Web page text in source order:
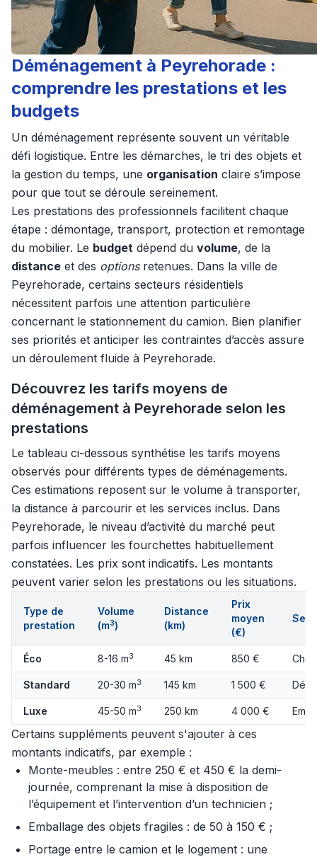
Déménagement à Peyrehorade :
comprendre les prestations et les
budgets
Un déménagement représente souvent un véritable
défi logistique. Entre les démarches, le tri des objets et
la gestion du temps, une organisation claire s’impose
pour que tout se déroule sereinement.
Les prestations des professionnels facilitent chaque
étape : démontage, transport, protection et remontage
du mobilier. Le budget dépend du volume, de la
distance et des optionsretenues. Dans la ville de
Peyrehorade, certains secteurs résidentiels
nécessitent parfois une attention particulière
concernant le stationnement du camion. Bien planifier
ses priorités et anticiper les contraintes d’accès assure
un déroulement fluide à Peyrehorade.
Découvrez les tarifs moyens de
déménagement à Peyrehorade selon les
prestations
Le tableau ci-dessous synthétise les tarifs moyens
observés pour différents types de déménagements.
Ces estimations reposent sur le volume à transporter,
la distance à parcourir et les services inclus. Dans
Peyrehorade, le niveau d’activité du marché peut
parfois influencer les fourchettes habituellement
constatées. Les prix sont indicatifs. Les montants
peuvent varier selon les prestations ou les situations.
Type de
prestation
Volume
(m3)
Distance
(km)
Prix
moyen
(€)
Éco 8-16 m3 45 km 850 €
Standard 20-30 m3 145 km 1 500 €
Luxe 45-50 m3 250 km 4 000 €
Certains suppléments peuvent s'ajouter à ces
montants indicatifs, par exemple :
Monte-meubles : entre 250 € et 450 € la demi-
journée, comprenant la mise à disposition de
l’équipement et l’intervention d’un technicien ;
Emballage des objets fragiles : de 50 à 150 € ;
Portage entre le camion et le logement : une